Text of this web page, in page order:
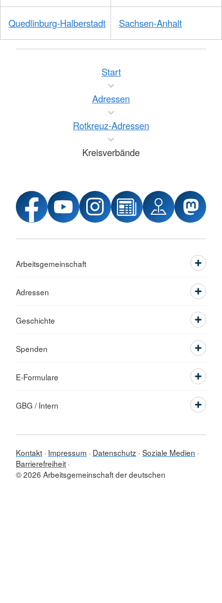
Quedlinburg-Halberstadt Sachsen-Anhalt
Start
Adressen
Rotkreuz-Adressen
Kreisverbände
Arbeitsgemeinschaft
Adressen
Geschichte
Spenden
E-Formulare
GBG / Intern
Kontakt Impressum Datenschutz Soziale Medien
Barrierefreiheit
© 2026 Arbeitsgemeinschaft der deutschen